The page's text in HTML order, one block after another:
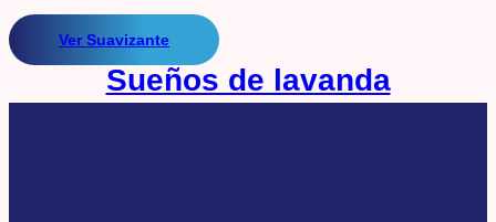
Sueños de lavanda
Ver Suavizante